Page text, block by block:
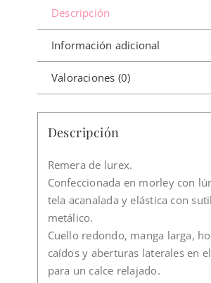
Descripción
Información adicional
Valoraciones (0)
Descripción
Remera de lurex.
Confeccionada en morley con
tela acanalada y elástica con
metálico.
Cuello redondo, manga larga,
caídos y aberturas laterales en
para un calce relajado.